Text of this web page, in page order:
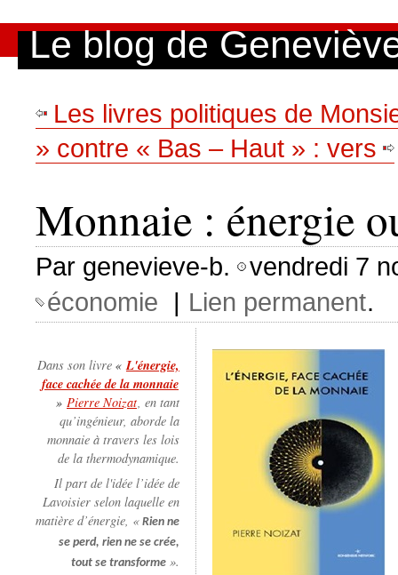
Le blog de
Les livres politiques de
» contre « Bas – Haut » : vers
Monnaie : énergie
Par genevieve-b.
vendredi 7
économie
| Lien permanent.
Dans son livre « L'énergie,
face cachée de la monnaie
» Pierre Noizat, en tant
qu’ingénieur, aborde la
monnaie à travers les lois
de la thermodynamique.
Il part de l'idée l’idée de
Lavoisier selon laquelle en
matière d’énergie, « Rien ne
se perd, rien ne se crée,
tout se transforme ».